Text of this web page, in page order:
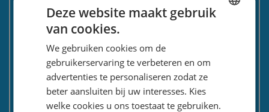
Kadoservice
Bedrijven / zakelijk
Meest gestelde vragen
Contactformulier
Nieuwsbrief
Deze website maakt gebruik
van cookies.
We gebruiken cookies om de
gebruikerservaring te verbeteren en om
advertenties te personaliseren zodat ze
beter aansluiten bij uw interesses. Kies
welke cookies u ons toestaat te gebruiken.